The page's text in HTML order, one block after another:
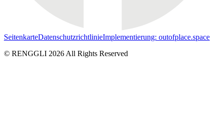
SeitenkarteDatenschutzrichtlinieImplementierung: outofplace.space
© RENGGLI 2026 All Rights Reserved